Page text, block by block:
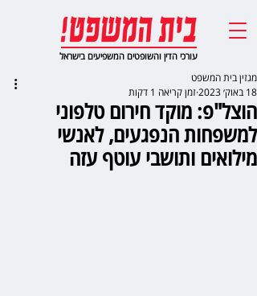
עורכי הדין והשופטים המשפיעים בישראל
הוצל"פ: מוקד חירום טלפוני
למשפחות הנפגעים, לאנשי
מילואים ותושבי עוטף עזה
מגזין בית המשפט
18 באוק׳ 2023
זמן קריאה 1 דקות